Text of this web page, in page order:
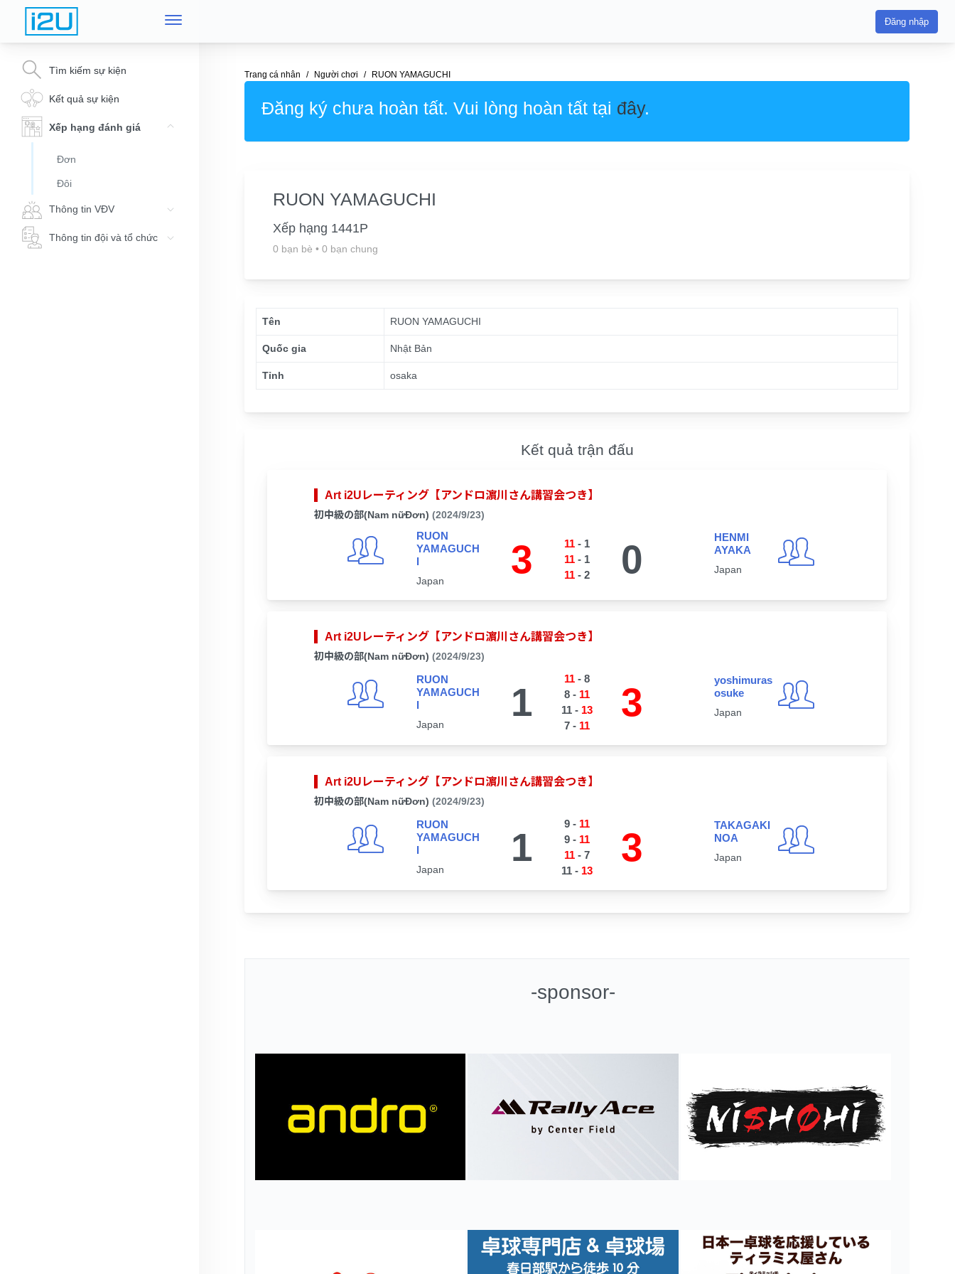
Đăng nhập
Tìm kiếm sự kiện
Kết quả sự kiện
Xếp hạng đánh giá
Đơn
Đôi
Thông tin VĐV
Thông tin đội và tổ chức
Trang cá nhân Người chơi RUON YAMAGUCHI
Đăng ký chưa hoàn tất. Vui lòng hoàn tất tại đây.
RUON YAMAGUCHI
Xếp hạng 1441P
0 bạn bè • 0 bạn chung
Tên RUON YAMAGUCHI
Quốc gia Nhật Bản
Tỉnh osaka
Kết quả trận đấu
Art i2Uレーティング【アンドロ濵川さん講習会つき】
初中級の部(Nam nữĐơn) (2024/9/23)
RUON
YAMAGUCH
I
Japan 3 11- 1
11- 1
11- 2 0
HENMI
AYAKA
Japan
Art i2Uレーティング【アンドロ濵川さん講習会つき】
初中級の部(Nam nữĐơn) (2024/9/23)
RUON
YAMAGUCH
I
Japan 1
11- 8
8- 11
11- 13
7- 11
3
yoshimuras
osuke
Japan
Art i2Uレーティング【アンドロ濵川さん講習会つき】
初中級の部(Nam nữĐơn) (2024/9/23)
RUON
YAMAGUCH
I
Japan 1
9- 11
9- 11
11- 7
11- 13
3
TAKAGAKI
NOA
Japan
-sponsor-